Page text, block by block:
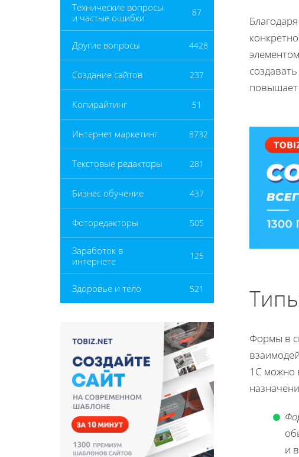
Технические вопросы
и частые ошибки
87
Другие вопросы 4428
Создание сайтов 237
Копирайтинг 51
Интернет маркетинг 8732
Текстовые редакторы 281
Бизнес обучение 437
Фоторедакторы 505
Заработок в
интернете
125
Здоровье и тело 521
повышает
Формы в
1С можно
и